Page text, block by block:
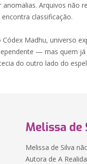
Arquivos não
classificação.
Madhu, universo
— mas quem já
do outro lado do
Melissa de
Melissa de Silva
Autora de A